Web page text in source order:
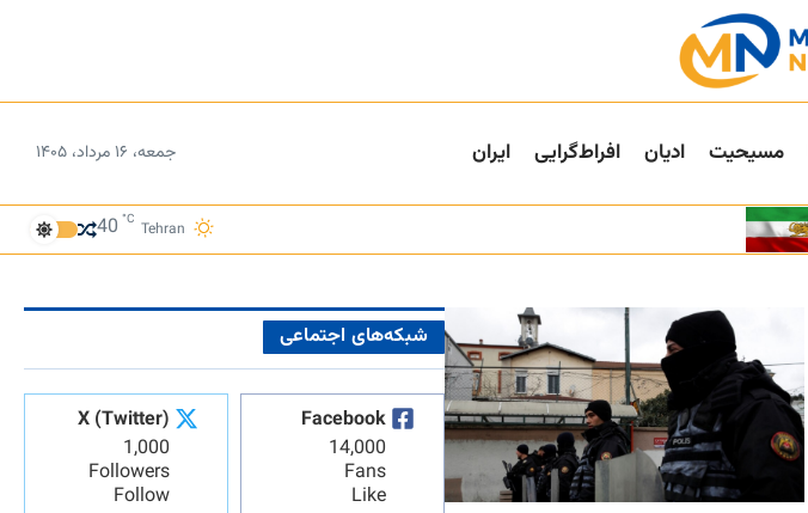
مسیحیت ادیان افراط‌گرایی ایران جمعه، ۱۶ مرداد، ۱۴۰۵
Tehran
40 °C
شبکه‌های اجتماعی
Facebook
14,000
Fans
Like
X (Twitter)
1,000
Followers
Follow